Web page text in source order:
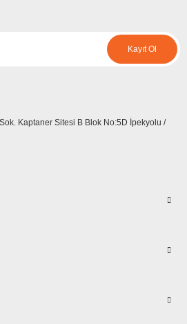
ederiz.
görüntülenemiyor.
Kayıt Ol
Kaptaner Sitesi B Blok No:5D İpekyolu /